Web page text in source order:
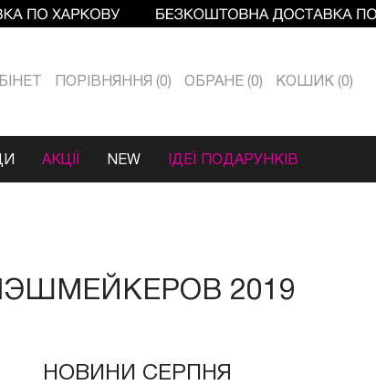
ПОРІВНЯННЯ 0 ОБРАНЕ 0 КОШИК 0
АКЦІЇ NEW ІДЕЇ ПОДАРУНКІВ
2019
НОВИНИ СЕРПНЯ